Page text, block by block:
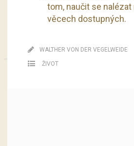
tom, naučit se nalézat
věcech dostupných.
WALTHER VON DER VEGELWEIDE
ŽIVOT